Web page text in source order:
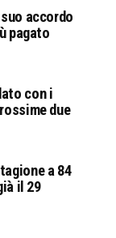
accordo
pagato
con i
due
a 84
il 29